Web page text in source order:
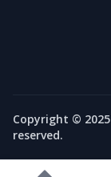
Copyright ©
reserved.